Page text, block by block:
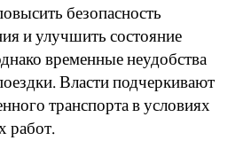
безопасность
и улучшить состояние
временные неудобства
Власти подчеркивают
транспорта в условиях
работ.